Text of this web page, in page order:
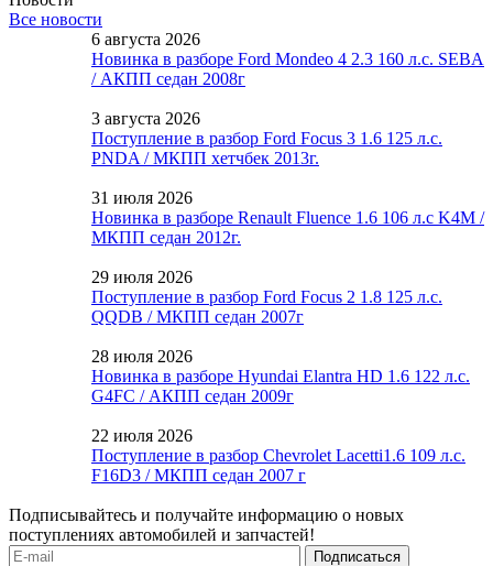
Все новости
6 августа 2026
Новинка в разборе Ford Mondeo 4 2.3 160 л.с. SEBA
/ АКПП седан 2008г
3 августа 2026
Поступление в разбор Ford Focus 3 1.6 125 л.с.
PNDA / МКПП хетчбек 2013г.
31 июля 2026
Новинка в разборе Renault Fluence 1.6 106 л.с K4M /
МКПП седан 2012г.
29 июля 2026
Поступление в разбор Ford Focus 2 1.8 125 л.с.
QQDB / МКПП седан 2007г
28 июля 2026
Новинка в разборе Hyundai Elantra HD 1.6 122 л.с.
G4FC / АКПП седан 2009г
22 июля 2026
Поступление в разбор Chevrolet Lacetti1.6 109 л.с.
F16D3 / МКПП седан 2007 г
Подписывайтесь и получайте информацию о новых
поступлениях автомобилей и запчастей!